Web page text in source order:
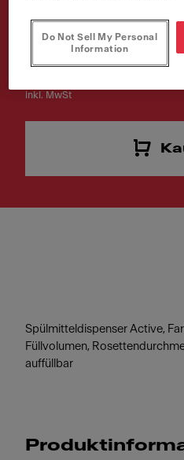
119.0547.906
€ 193.00
inkl. MwSt
Spülmitteldispenser Active,
Füllvolumen,
auffüllbar
Do Not Sell My Personal
Information